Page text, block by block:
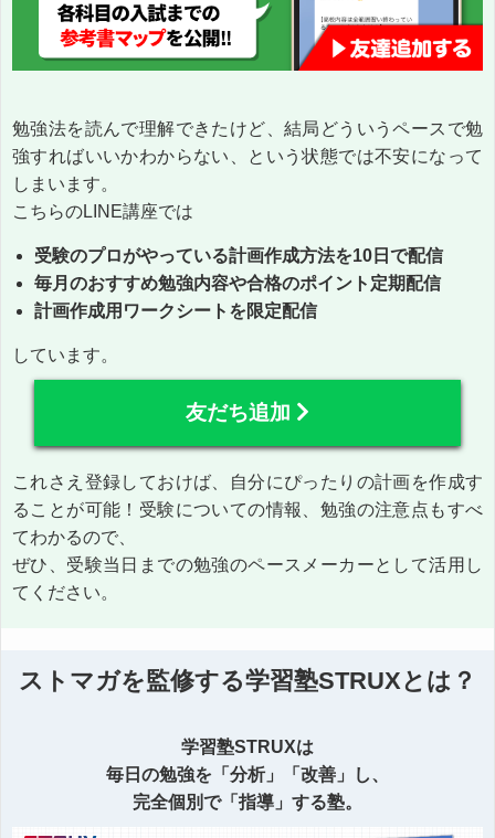
勉強法を読んで理解できたけど、結局どういうペースで勉
強すればいいかわからない、という状態では不安になって
しまいます。
こちらのLINE講座では
受験のプロがやっている計画作成方法を10日で配信
毎月のおすすめ勉強内容や合格のポイント定期配信
計画作成用ワークシートを限定配信
しています。
友だち追加
これさえ登録しておけば、自分にぴったりの計画を作成す
ることが可能！受験についての情報、勉強の注意点もすべ
てわかるので、
ぜひ、受験当日までの勉強のペースメーカーとして活用し
てください。
ストマガを監修する学習塾STRUXとは？
学習塾STRUXは
毎日の勉強を「分析」「改善」し、
完全個別で「指導」する塾。